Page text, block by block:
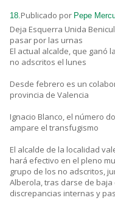
18.Publicado por Pepe
Deja Esquerra Unida
pasar por las urnas
El actual alcalde, que ganó
no adscritos el lunes
Desde febrero es un
provincia de Valencia
Ignacio Blanco, el número
ampare el transfugismo
El alcalde de la localidad
hará efectivo en el pleno
grupo de los no adscritos,
Alberola, tras darse de
discrepancias internas y